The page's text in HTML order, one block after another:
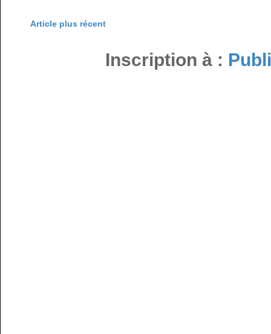
Article plus récent
Inscription à :